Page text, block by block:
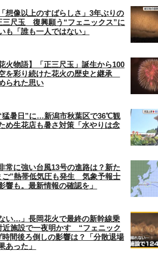
想像以上のすばらしさ」3年ぶりの
三尺玉 復興願う“フェニックス”に
も「誰も一人ではない」
火物語】「正三尺玉」誕生から100
を彩り続けた花火の歴史と継承
られた思い
猛暑日”に…新潟市秋葉区で36℃観
生花店も暑さ対策「水やりは念
常に強い台風13号の進路は？新た
ご”熱帯低気圧も発生 気象予報士
響も。最新情報の確認を」
い…」長岡花火で最終の新幹線乗
近施設で一夜明かす “フェニック
時間後ろ倒しの影響は？「分散退場
あった」